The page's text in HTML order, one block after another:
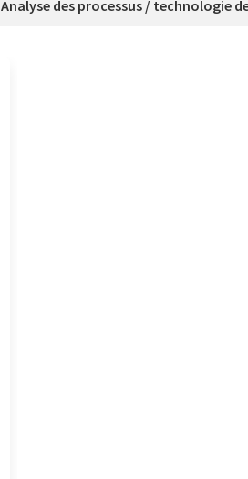
Analyse des processus / technologie